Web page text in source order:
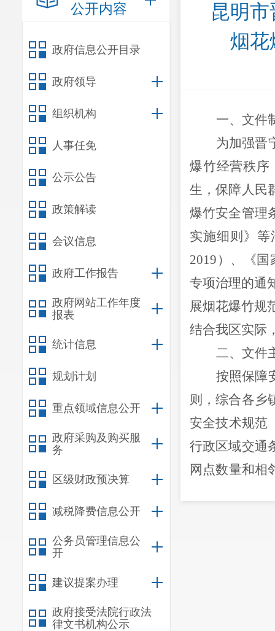
公开内容
政府信息公开目录
政府领导
组织机构
人事任免
公示公告
政策解读
会议信息
政府工作报告
政府网站工作年度
报表
统计信息
规划计划
重点领域信息公开
政府采购及购买服
务
区级财政预决算
减税降费信息公开
公务员管理信息公
开
建议提案办理
政府接受法院行政法
律文书机构公示
昆明
烟花
一、文件
为加强晋
爆竹经营秩序
生，保障人民
爆竹安全管理
实施细则》
2019） 、
《
专项治理的通
展烟花爆竹规
结合我区实际
二、文件
按照保障
则，综合各乡
安全技术规范
行政区域交通
网点数量和相